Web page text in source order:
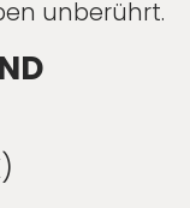
unberührt.